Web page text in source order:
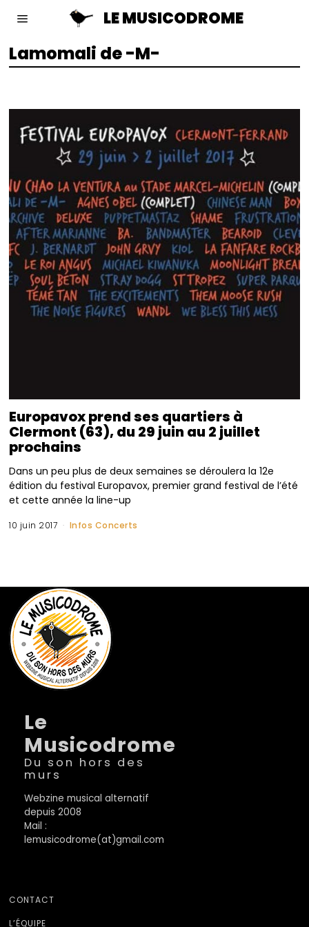
LE MUSICODROME
Lamomali de -M-
Europavox prend ses quartiers à
Clermont (63), du 29 juin au 2 juillet
prochains
Dans un peu plus de deux semaines se déroulera la 12e
édition du festival Europavox, premier grand festival de l’été
et cette année la line-up
10 juin 2017 Infos Concerts
Le
Musicodrome
Du son hors des
murs
Webzine musical alternatif
depuis 2008
Mail :
lemusicodrome(at)gmail.com
CONTACT
L’ÉQUIPE